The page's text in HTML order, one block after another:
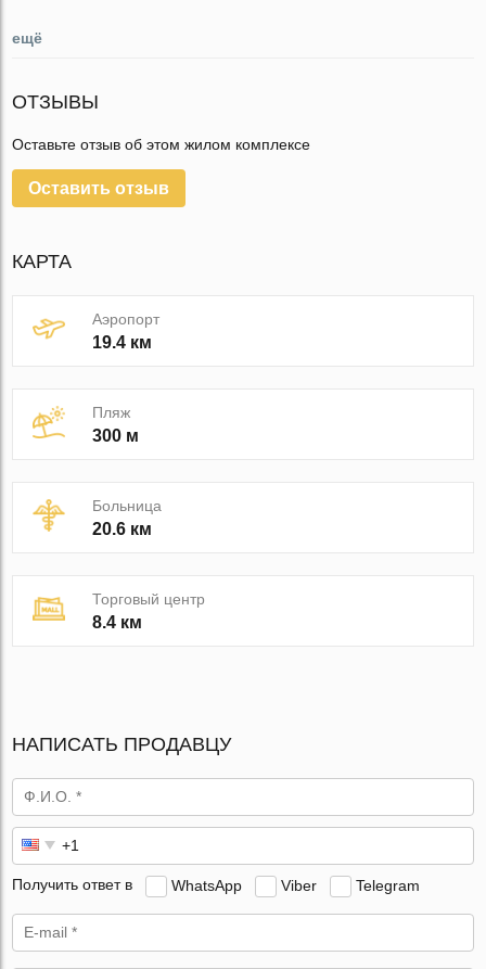
ещё
ОТЗЫВЫ
Оставьте отзыв об этом жилом комплексе
Оставить отзыв
КАРТА
Аэропорт
19.4 км
Пляж
300 м
Больница
20.6 км
Торговый центр
8.4 км
НАПИСАТЬ ПРОДАВЦУ
Получить ответ в WhatsApp Viber Telegram